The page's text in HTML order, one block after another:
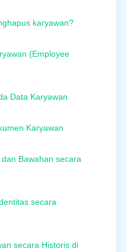
karyawan?
(Employee
Data Karyawan
Karyawan
Bawahan secara
secara
secara Historis di